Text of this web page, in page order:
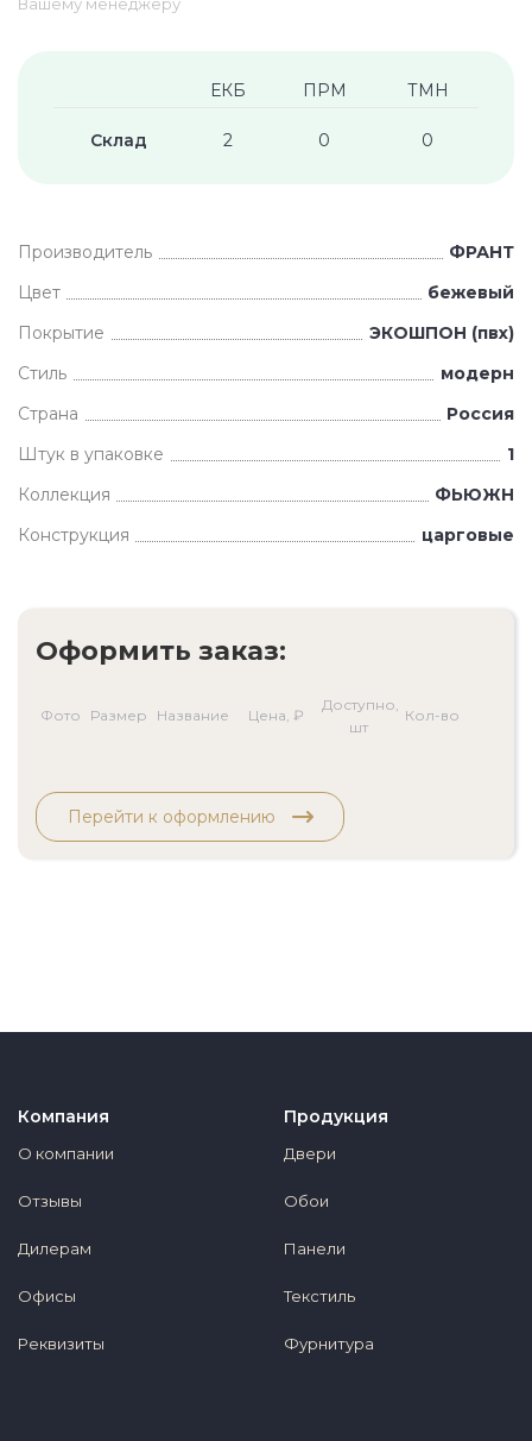
ЕКБ ПРМ ТМН
Склад 2 0 0
Производитель
ФРАНТ
Цвет
бежевый
Покрытие
ЭКОШПОН (пвх)
Стиль
модерн
Страна
Россия
Штук в упаковке
1
Коллекция
ФЬЮЖН
Конструкция
царговые
Оформить заказ:
Фото Размер Название Цена, ₽
Доступно,
шт
Кол-во
Перейти к оформлению
Компания
О компании
Отзывы
Дилерам
Офисы
Реквизиты
Продукция
Двери
Обои
Панели
Текстиль
Фурнитура